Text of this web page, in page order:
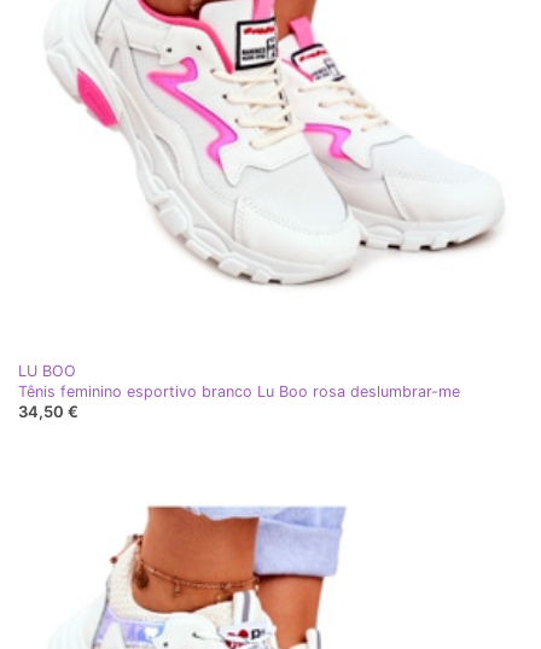
LU BOO
Tênis feminino esportivo branco Lu Boo rosa deslumbrar-me
34,50 €